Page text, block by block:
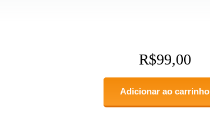
R$99,00
Adicionar ao carrinho